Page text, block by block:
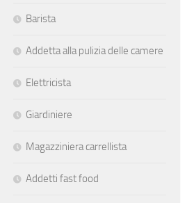
Barista
Addetta alla pulizia delle camere
Elettricista
Giardiniere
Magazziniera carrellista
Addetti fast food